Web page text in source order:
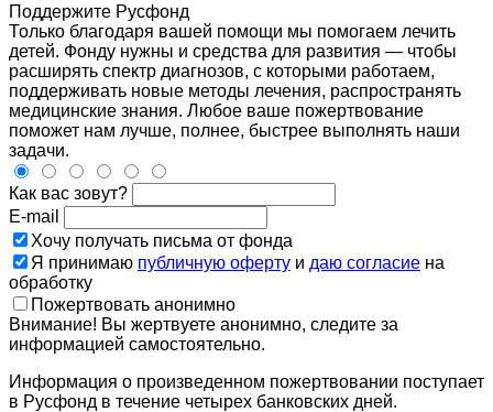
Поддержите Русфонд
Только благодаря вашей помощи мы помогаем лечить
детей. Фонду нужны и средства для развития — чтобы
расширять спектр диагнозов, с которыми работаем,
поддерживать новые методы лечения, распространять
медицинские знания. Любое ваше пожертвование
поможет нам лучше, полнее, быстрее выполнять наши
задачи.
Как вас зовут?
E-mail
Хочу получать письма от фонда
Я принимаю публичную оферту и даю согласие на
обработку
Пожертвовать анонимно
Внимание! Вы жертвуете анонимно, следите за
информацией самостоятельно.
Информация о произведенном пожертвовании поступает
в Русфонд в течение четырех банковских дней.